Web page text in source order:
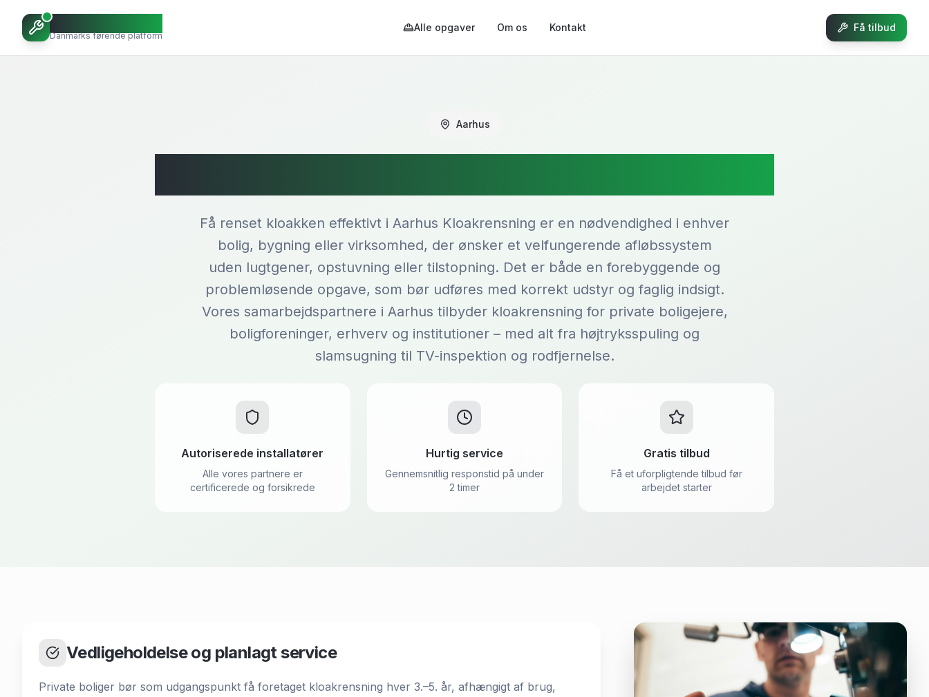
Octoopen VVS
Danmarks førende platform
Alle opgaver Om os Kontakt Få tilbud
Aarhus
Få renset kloakken effektivt i Aarhus Kloakrensning er en nødvendighed i enhver
bolig, bygning eller virksomhed, der ønsker et velfungerende afløbssystem
uden lugtgener, opstuvning eller tilstopning. Det er både en forebyggende og
problemløsende opgave, som bør udføres med korrekt udstyr og faglig indsigt.
Vores samarbejdspartnere i Aarhus tilbyder kloakrensning for private boligejere,
boligforeninger, erhverv og institutioner – med alt fra højtryksspuling og
slamsugning til TV-inspektion og rodfjernelse.
Autoriserede installatører
Alle vores partnere er
certificerede og forsikrede
Hurtig service
Gennemsnitlig responstid på under
2 timer
Gratis tilbud
Få et uforpligtende tilbud før
arbejdet starter
Vedligeholdelse og planlagt service
Private boliger bør som udgangspunkt få foretaget kloakrensning hver 3.–5. år, afhængigt af brug,